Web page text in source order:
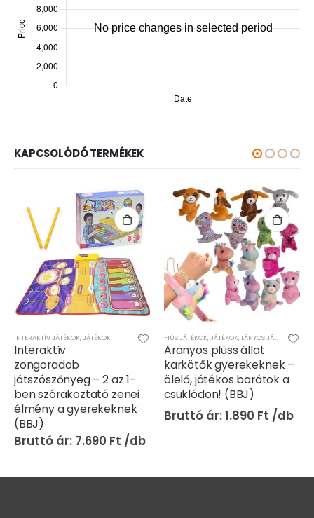
KAPCSOLÓDÓ TERMÉKEK
INTERAKTÍV JÁTÉKOK,JÁTÉKOK
Interaktív
zongoradob
játszószőnyeg – 2 az 1-
ben szórakoztató zenei
élmény a gyerekeknek
(BBJ)
7.690 Ft
FIÚS JÁTÉKOK,JÁTÉKOK, LÁNYOS JÁTÉKOK
Aranyos plüss állat
karkötők gyerekeknek –
ölelő, játékos barátok a
csuklódon! (BBJ)
1.890 Ft